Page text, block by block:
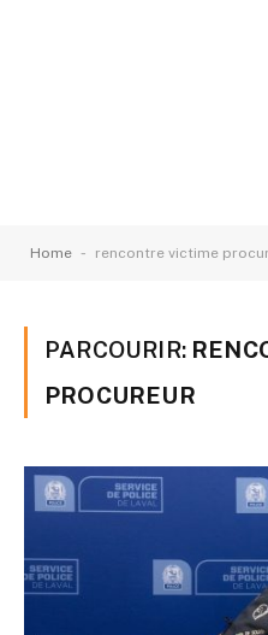
Home - rencontre victime
PARCOURIR:
PROCUREUR